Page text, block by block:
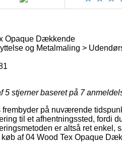
Opaque Dækkende
og Metalmaling >
5 stjerner baseret på 7
på nuværende
til et afhentningssted, fordi
er altså ret
køb af 04 Wood Tex Opaque